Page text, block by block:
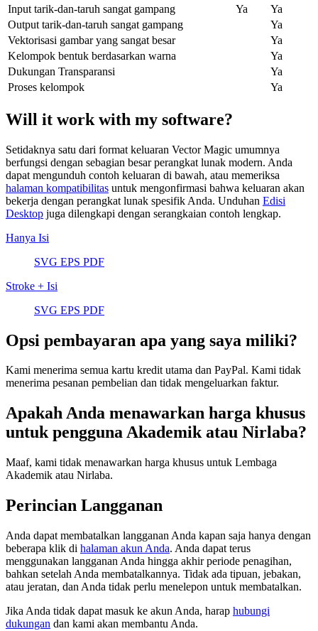
Input tarik-dan-taruh sangat gampang
Ya
Ya
Output tarik-dan-taruh sangat gampang
Ya
Vektorisasi gambar yang sangat besar
Ya
Kelompok bentuk berdasarkan warna
Ya
Dukungan Transparansi
Ya
Proses kelompok
Ya
Will it work with my software?
Setidaknya satu dari format keluaran Vector Magic umumnya
berfungsi dengan sebagian besar perangkat lunak modern. Anda
dapat mengunduh contoh keluaran di bawah, atau memeriksa
halaman kompatibilitas untuk mengonfirmasi bahwa keluaran akan
bekerja dengan perangkat lunak spesifik Anda. Unduhan Edisi
Desktop juga dilengkapi dengan serangkaian contoh lengkap.
Hanya Isi
SVG EPS PDF
Stroke + Isi
SVG EPS PDF
Opsi pembayaran apa yang saya miliki?
Kami menerima semua kartu kredit utama dan PayPal. Kami tidak
menerima pesanan pembelian dan tidak mengeluarkan faktur.
Apakah Anda menawarkan harga khusus
untuk pengguna Akademik atau Nirlaba?
Maaf, kami tidak menawarkan harga khusus untuk Lembaga
Akademik atau Nirlaba.
Perincian Langganan
Anda dapat membatalkan langganan Anda kapan saja hanya dengan
beberapa klik di halaman akun Anda. Anda dapat terus
menggunakan langganan Anda hingga akhir periode penagihan,
bahkan setelah Anda membatalkannya. Tidak ada tipuan, jebakan,
atau jeratan, dan Anda tidak perlu menelepon untuk membatalkan.
Jika Anda tidak dapat masuk ke akun Anda, harap hubungi
dukungan dan kami akan membantu Anda.